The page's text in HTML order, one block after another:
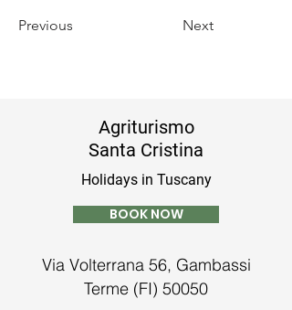
Previous Next
Agriturismo
Santa Cristina
Holidays in Tuscany
BOOK NOW
Via Volterrana 56, Gambassi
Terme (FI) 50050